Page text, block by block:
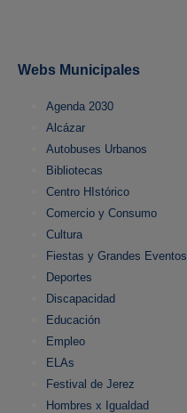
Webs Municipales
Agenda 2030
Alcázar
Autobuses Urbanos
Bibliotecas
Centro HIstórico
Comercio y Consumo
Cultura
Fiestas y Grandes Eventos
Deportes
Discapacidad
Educación
Empleo
ELAs
Festival de Jerez
Hombres x Igualdad